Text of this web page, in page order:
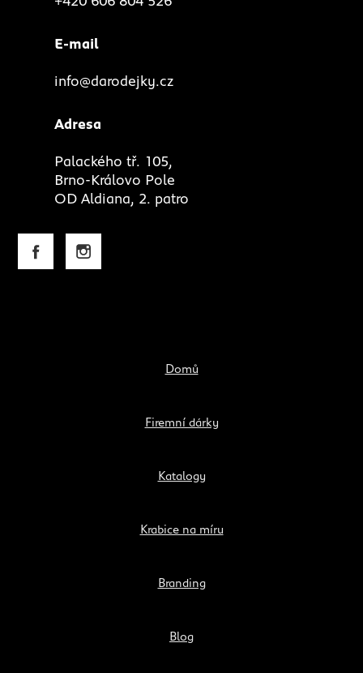
E-mail
info@darodejky.cz
Adresa
Palackého tř. 105,
Brno-Královo Pole
OD Aldiana, 2. patro
Domů
Firemní dárky
Katalogy
Krabice na míru
Branding
Blog